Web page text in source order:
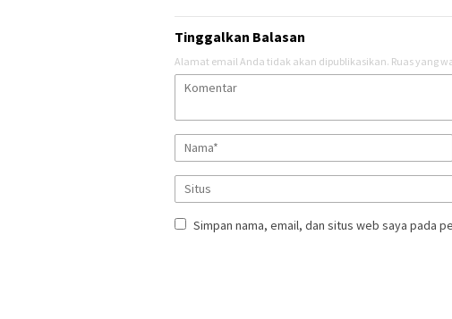
Tinggalkan Balasan
Alamat email Anda tidak akan dipublikasikan. Ruas yang
Simpan nama, email, dan situs web saya pada